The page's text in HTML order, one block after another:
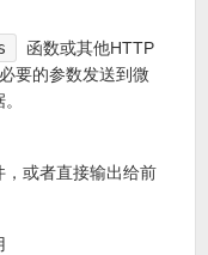
函数或其他HTTP
要的参数发送到微
或者直接输出给前